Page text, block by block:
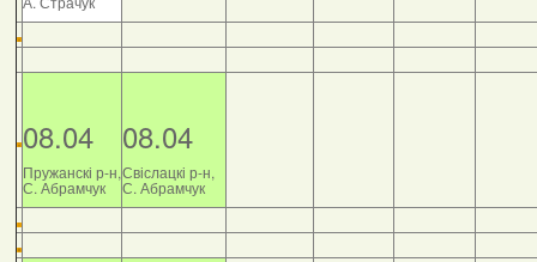
08.04
Пружанскі р-н,
С. Абрамчук
08.04
Свіслацкі р-н,
С. Абрамчук